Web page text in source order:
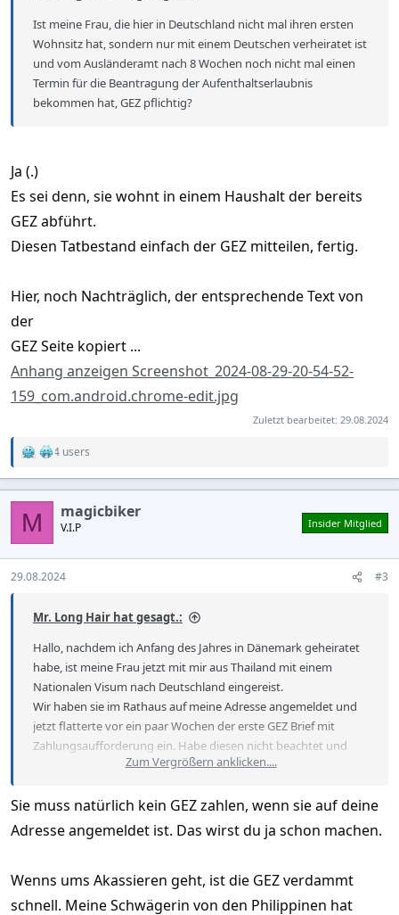
Ist meine Frau, die hier in Deutschland nicht mal ihren ersten
Wohnsitz hat, sondern nur mit einem Deutschen verheiratet ist
und vom Ausländeramt nach 8 Wochen noch nicht mal einen
Termin für die Beantragung der Aufenthaltserlaubnis
bekommen hat, GEZ pflichtig?
Ja (.)
Es sei denn, sie wohnt in einem Haushalt der bereits
GEZ abführt.
Diesen Tatbestand einfach der GEZ mitteilen, fertig.
Hier, noch Nachträglich, der entsprechende Text von
der
GEZ Seite kopiert ...
Anhang anzeigen Screenshot_2024-08-29-20-54-52-
159_com.android.chrome-edit.jpg
Zuletzt bearbeitet: 29.08.2024
R
a
c
t
o
n
s
4 users
M magicbiker
V.I.P Insider Mitglied
29.08.2024 #3
Mr. Long Hair hat gesagt.:
Hallo, nachdem ich Anfang des Jahres in Dänemark geheiratet
habe, ist meine Frau jetzt mit mir aus Thailand mit einem
Nationalen Visum nach Deutschland eingereist.
Wir haben sie im Rathaus auf meine Adresse angemeldet und
jetzt flatterte vor ein paar Wochen der erste GEZ Brief mit
Zahlungsaufforderung ein. Habe diesen nicht beachtet und
jetzt kam der Zweite.
Wohnsitz hat, sondern nur mit einem Deutschen verheiratet ist
und vom Ausländeramt nach 8 Wochen noch nicht mal einen
Termin für die Beantragung der Aufenthaltserlaubnis
Sie hat weder ein eigenes Bankkonto, Einkommen, keine
Zum Vergrößern anklicken....
Sie muss natürlich kein GEZ zahlen, wenn sie auf deine
Adresse angemeldet ist. Das wirst du ja schon machen.
Wenns ums Akassieren geht, ist die GEZ verdammt
schnell. Meine Schwägerin von den Philippinen hat